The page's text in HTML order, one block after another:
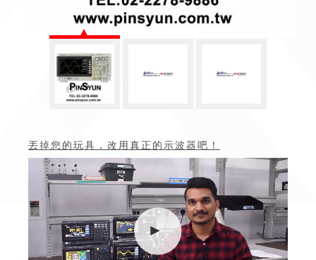
丟掉您的玩具，改用真正的示波器吧！